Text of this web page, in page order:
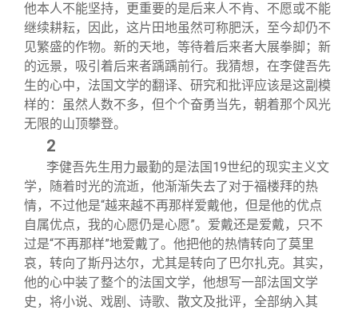
他本人不能坚持，更重要的是后来人不肯、不愿或不能
继续耕耘，因此，这片田地虽然可称肥沃，至今却仍不
见繁盛的作物。新的天地，等待着后来者大展拳脚；新
的远景，吸引着后来者踽踽前行。我猜想，在李健吾先
生的心中，法国文学的翻译、研究和批评应该是这副模
样的：虽然人数不多，但个个奋勇当先，朝着那个风光
无限的山顶攀登。
2
李健吾先生用力最勤的是法国19世纪的现实主义文
学，随着时光的流逝，他渐渐失去了对于福楼拜的热
情，不过他是“越来越不再那样爱戴他，但是他的优点
自属优点，我的心愿仍是心愿”。爱戴还是爱戴，只不
过是“不再那样”地爱戴了。他把他的热情转向了莫里
哀，转向了斯丹达尔，尤其是转向了巴尔扎克。其实，
他的心中装了整个的法国文学，他想写一部法国文学
史，将小说、戏剧、诗歌、散文及批评，全部纳入其